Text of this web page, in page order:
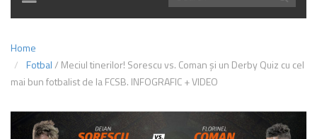
NAVIGATION
Home
Fotbal/ Meciul tinerilor! Sorescu vs. Coman și un Derby Quiz cu cel
mai bun fotbalist de la FCSB. INFOGRAFIC + VIDEO